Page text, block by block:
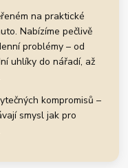
na praktické
Nabízíme pečlivě
problémy – od
uhlíky do nářadí, až
kompromisů –
smysl jak pro